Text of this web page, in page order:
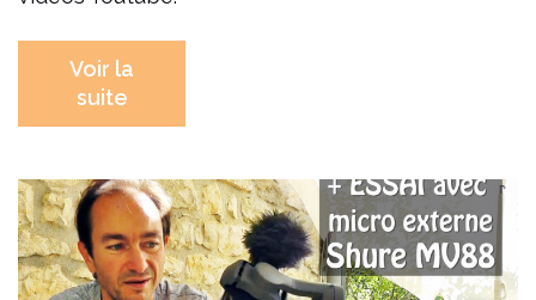
Voir la
suite